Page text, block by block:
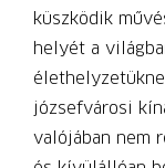
küszködik
helyét a
józsefvárosi
valójában nem